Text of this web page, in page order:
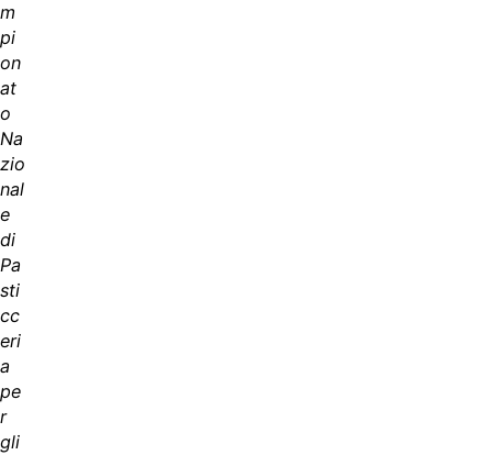
m
pi
on
at
o
Na
zio
nal
e
di
Pa
sti
cc
eri
a
pe
r
gli